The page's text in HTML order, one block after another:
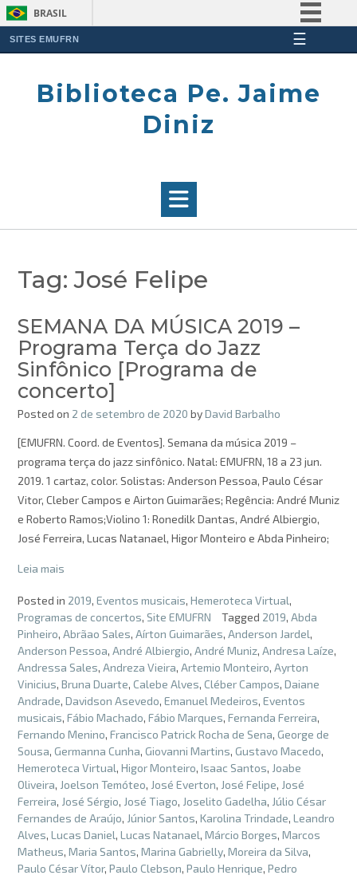
BRASIL
Participe
SITES EMUFRN ☰
Biblioteca Pe. Jaime
Diniz
Tag:José Felipe
SEMANA DA MÚSICA 2019 –
Programa Terça do Jazz
Sinfônico [Programa de
concerto]
Posted on 2 de setembro de 2020 byDavid Barbalho
[EMUFRN. Coord. de Eventos]. Semana da música 2019 –
programa terça do jazz sinfônico. Natal: EMUFRN, 18 a 23 jun.
2019. 1 cartaz, color. Solistas: Anderson Pessoa, Paulo César
Vitor, Cleber Campos e Airton Guimarães; Regência: André Muniz
e Roberto Ramos;Violino 1: Ronedilk Dantas, André Albiergio,
José Ferreira, Lucas Natanael, Higor Monteiro e Abda Pinheiro;
Leia mais
Posted in 2019, Eventos musicais, Hemeroteca Virtual,
Programas de concertos, Site EMUFRN Tagged 2019, Abda
Pinheiro, Abrãao Sales, Aírton Guimarães, Anderson Jardel,
Anderson Pessoa, André Albiergio, André Muniz, Andresa Laíze,
Andressa Sales, Andreza Vieira, Artemio Monteiro, Ayrton
Vinicius, Bruna Duarte, Calebe Alves, Cléber Campos, Daiane
Andrade, Davidson Asevedo, Emanuel Medeiros, Eventos
musicais, Fábio Machado, Fábio Marques, Fernanda Ferreira,
Fernando Menino, Francisco Patrick Rocha de Sena, George de
Sousa, Germanna Cunha, Giovanni Martins, Gustavo Macedo,
Hemeroteca Virtual, Higor Monteiro, Isaac Santos, Joabe
Oliveira, Joelson Temóteo, José Everton, José Felipe, José
Ferreira, José Sérgio, José Tiago, Joselito Gadelha, Júlio César
Fernandes de Araújo, Júnior Santos, Karolina Trindade, Leandro
Alves, Lucas Daniel, Lucas Natanael, Márcio Borges, Marcos
Matheus, Maria Santos, Marina Gabrielly, Moreira da Silva,
Paulo César Vítor, Paulo Clebson, Paulo Henrique, Pedro